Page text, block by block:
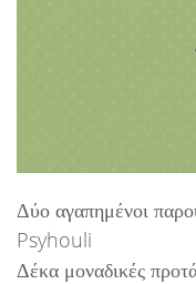
Δύο αγαπημένοι
Psyhouli
Δέκα μοναδικές